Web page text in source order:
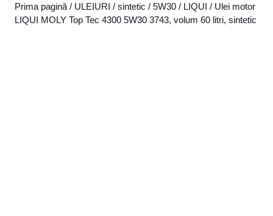
Prima pagină / ULEIURI / sintetic / 5W30 / LIQUI / Ulei motor
LIQUI MOLY Top Tec 4300 5W30 3743, volum 60 litri, sintetic